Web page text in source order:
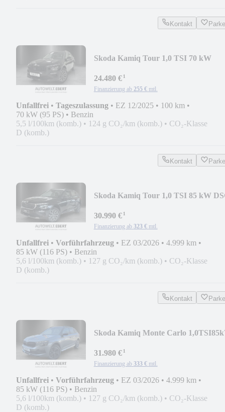
Kontakt
Skoda Kamiq Tour 1,0 TSI 70 kW
24.480 €¹
Finanzierung ab 255 € mtl.
Unfallfrei • Tageszulassung • EZ 12/2025 • 100 km •
70 kW (95 PS) • Benzin
5,5 l/100km (komb.) • 124 g CO₂/km (komb.) • CO₂-Klasse
D (komb.)
Kontakt
Skoda Kamiq Tour 1,0 TSI 85 kW
30.990 €¹
Finanzierung ab 323 € mtl.
Unfallfrei • Vorführfahrzeug • EZ 03/2026 • 4.999 km •
85 kW (116 PS) • Benzin
5,6 l/100km (komb.) • 127 g CO₂/km (komb.) • CO₂-Klasse
D (komb.)
Kontakt
Skoda Kamiq Monte Carlo
31.980 €¹
Finanzierung ab 333 € mtl.
Unfallfrei • Vorführfahrzeug • EZ 03/2026 • 4.999 km •
85 kW (116 PS) • Benzin
5,6 l/100km (komb.) • 127 g CO₂/km (komb.) • CO₂-Klasse
D (komb.)